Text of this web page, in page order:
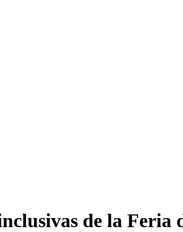
de la Feria